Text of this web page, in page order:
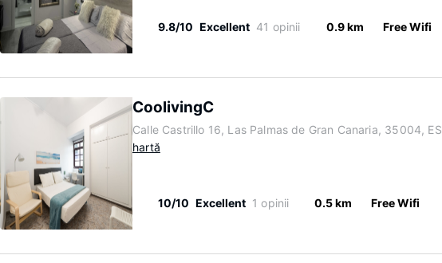
9.8/10 Excellent 41 opinii 0.9 km Free Wifi
CoolivingC
Calle Castrillo 16, Las Palmas de Gran Canaria, 35004, ES
hartă
10/10 Excellent 1 opinii 0.5 km Free Wifi